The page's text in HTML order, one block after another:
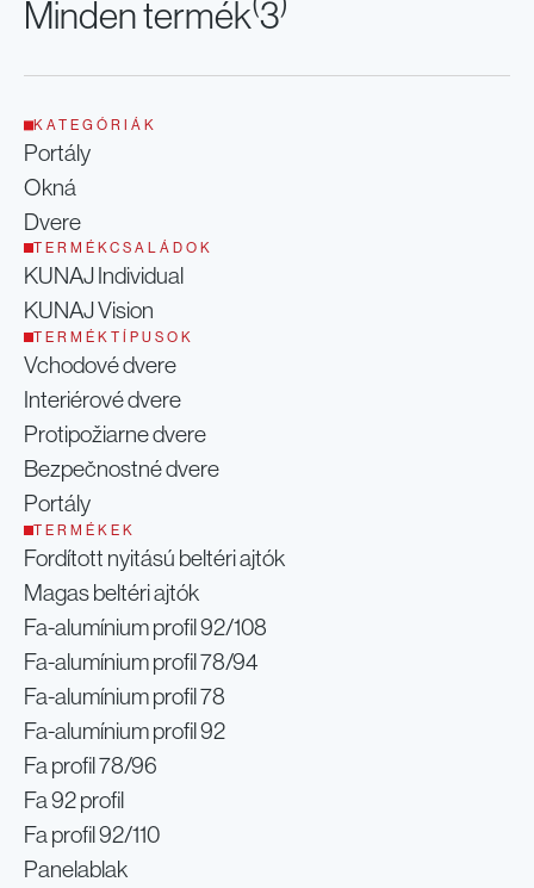
Rodinný dom
Termékcsalád
Minden termék 3
KATEGÓRIÁK
Portály
Okná
Dvere
TERMÉKCSALÁDOK
KUNAJ Individual
KUNAJ Vision
TERMÉKTÍPUSOK
Vchodové dvere
Interiérové dvere
Protipožiarne dvere
Bezpečnostné dvere
Portály
TERMÉKEK
Fordított nyitású beltéri ajtók
Magas beltéri ajtók
Fa-alumínium profil 92/108
Fa-alumínium profil 78/94
Fa-alumínium profil 78
Fa-alumínium profil 92
Fa profil 78/96
Fa 92 profil
Fa profil 92/110
Panelablak